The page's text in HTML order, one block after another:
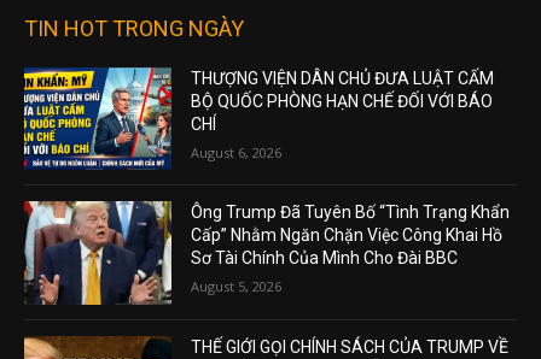
TIN HOT TRONG NGÀY
THƯỢNG VIỆN DÂN CHỦ ĐƯA LUẬT CẤM
BỘ QUỐC PHÒNG HẠN CHẾ ĐỐI VỚI BÁO
CHÍ
August 6, 2026
Ông Trump Đã Tuyên Bố “Tình Trạng Khẩn
Cấp” Nhằm Ngăn Chặn Việc Công Khai Hồ
Sơ Tài Chính Của Mình Cho Đài BBC
August 5, 2026
THẾ GIỚI GỌI CHÍNH SÁCH CỦA TRUMP VỀ